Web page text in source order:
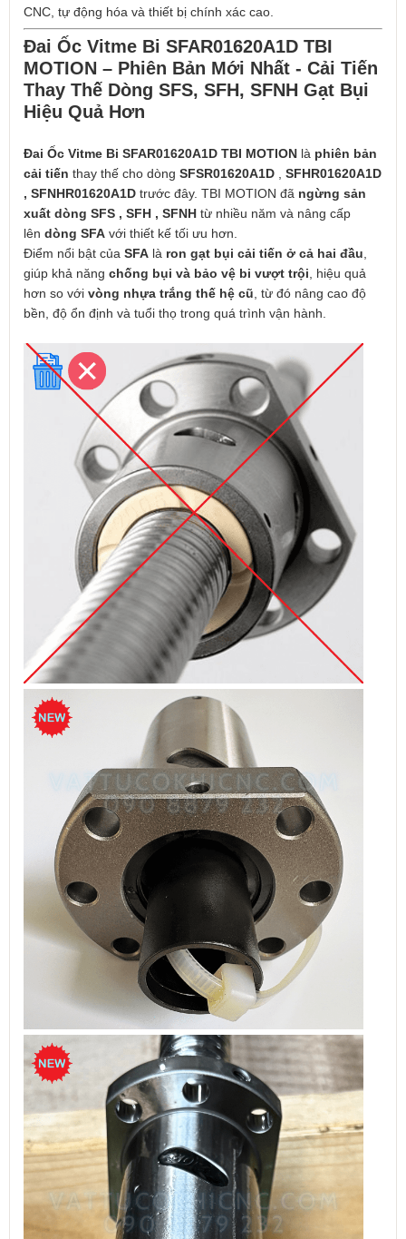
CNC, tự động hóa và thiết bị chính xác cao.
Đai Ốc Vitme Bi SFAR01620A1D TBI
MOTION – Phiên Bản Mới Nhất - Cải Tiến
Thay Thế Dòng SFS, SFH, SFNH Gạt Bụi
Hiệu Quả Hơn
Đai Ốc Vitme Bi SFAR01620A1D TBI MOTION là phiên bản
cải tiến thay thế cho dòng SFSR01620A1D SFHR01620A1D
, SFNHR01620A1D trước đây. TBI MOTION đã ngừng sản
xuất dòng SFS , SFH , SFNH từ nhiều năm và nâng cấp
lên dòng SFA với thiết kế tối ưu hơn.
Điểm nổi bật của SFA là ron gạt bụi cải tiến ở cả hai đầu
giúp khả năng chống bụi và bảo vệ bi vượt trội , hiệu quả
hơn so với vòng nhựa trắng thế hệ cũ , từ đó nâng cao độ
bền, độ ổn định và tuổi thọ trong quá trình vận hành.